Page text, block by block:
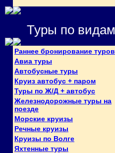
Туры по видам
Раннее бронирование туров
Авиа туры
Автобусные туры
Круиз автобус + паром
Туры по Ж/Д + автобус
Железнодорожные туры на
поезде
Морские круизы
Речные круизы
Круизы по Волге
Яхтенные туры